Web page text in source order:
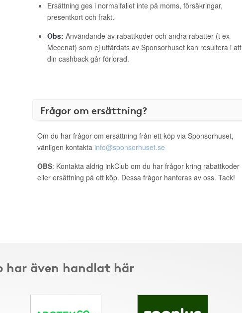
Ersättning ges i normalfallet inte på moms, försäkringar,
presentkort och frakt.
Obs: Användande av rabattkoder och andra rabatter (t ex
Mecenat) som ej utfärdats av Sponsorhuset kan resultera i att
din cashback går förlorad.
Frågor om ersättning?
Om du har frågor om ersättning från ett köp via Sponsorhuset,
vänligen kontakta info@sponsorhuset.se
OBS: Kontakta aldrig inkClub om du har frågor kring rabattkoder
eller ersättning på ett köp. Dessa frågor hanteras av oss. Tack!
har även handlat här